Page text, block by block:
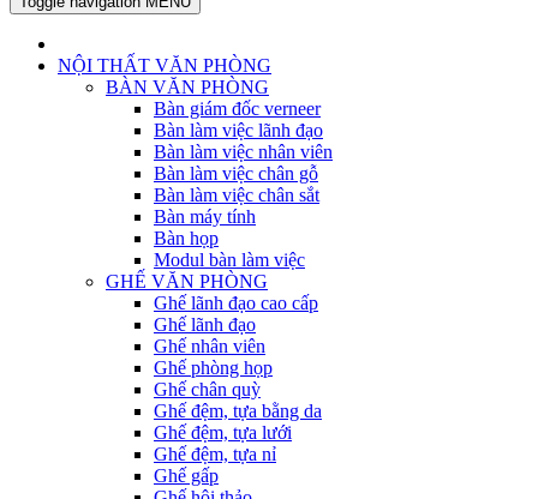
NỘI THẤT VĂN PHÒNG
BÀN VĂN PHÒNG
Bàn giám đốc verneer
Bàn làm việc lãnh đạo
Bàn làm việc nhân viên
Bàn làm việc chân gỗ
Bàn làm việc chân sắt
Bàn máy tính
Bàn họp
Modul bàn làm việc
GHẾ VĂN PHÒNG
Ghế lãnh đạo cao cấp
Ghế lãnh đạo
Ghế nhân viên
Ghế phòng họp
Ghế chân quỳ
Ghế đệm, tựa bằng da
Ghế đệm, tựa lưới
Ghế đệm, tựa nỉ
Ghế gấp